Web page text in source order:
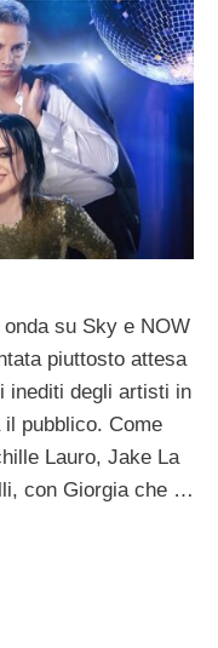
onda su Sky e NOW
piuttosto attesa
inediti degli artisti in
pubblico. Come
Lauro, Jake La
con Giorgia che …